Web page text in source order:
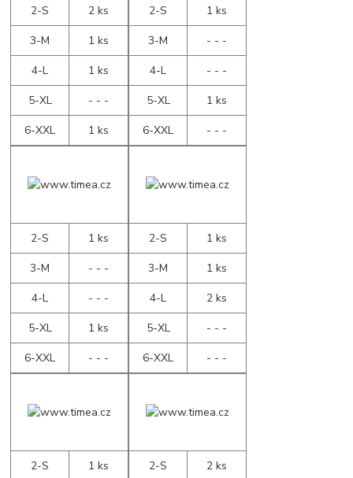
2-S
2 ks
3-M
1 ks
4-L
1 ks
5-XL
- - -
6-XXL
1 ks
2-S
1 ks
3-M
- - -
4-L
- - -
5-XL
1 ks
6-XXL
- - -
2-S
1 ks
3-M
- - -
4-L
- - -
5-XL
1 ks
6-XXL
- - -
2-S
1 ks
3-M
1 ks
4-L
2 ks
5-XL
- - -
6-XXL
- - -
2-S 1 ks 2-S 2 ks